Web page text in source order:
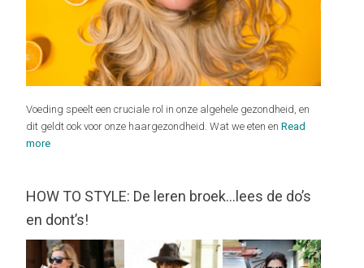
Voeding speelt een cruciale rol in onze algehele gezondheid, en
dit geldt ook voor onze haargezondheid. Wat we eten enRead
more
HOW TO STYLE: De leren broek…lees de do’s
en dont’s!